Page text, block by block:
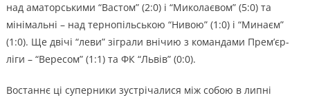
над аматорськими “Вастом” (2:0) і “Миколаєвом” (5:0) та
мінімальні – над тернопільською “Нивою” (1:0) і “Минаєм”
(1:0). Ще двічі “леви” зіграли внічию з командами Прем’єр-
ліги – “Вересом” (1:1) та ФК “Львів” (0:0).
Востаннє ці суперники зустрічалися між собою в липні